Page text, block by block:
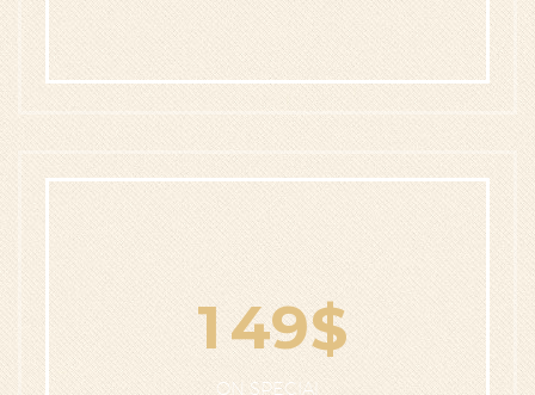
149$
ON SPECIAl